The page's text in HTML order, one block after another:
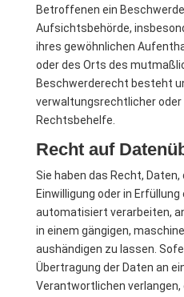
Betroffenen ein
Aufsichtsbehörde,
ihres gewöhnlichen
oder des Orts des
Beschwerderecht besteht
verwaltungsrechtlicher
Rechtsbehelfe.
Recht auf
Sie haben das Recht,
Einwilligung oder in
automatisiert verarbeiten,
in einem gängigen,
aushändigen zu lassen.
Übertragung der Daten an
Verantwortlichen